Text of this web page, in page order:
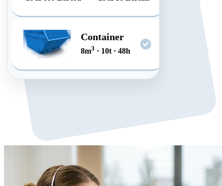
Container
8m3 · 10t · 48h